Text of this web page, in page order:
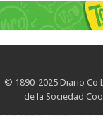
© 1890-2025 Diario Co
de la Sociedad